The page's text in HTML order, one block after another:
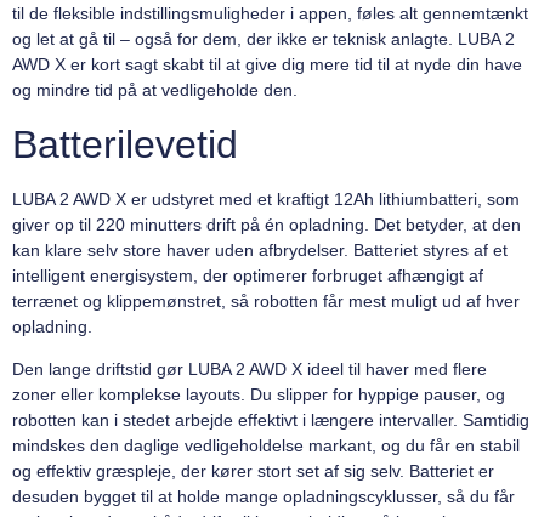
til de fleksible indstillingsmuligheder i appen, føles alt gennemtænkt
og let at gå til – også for dem, der ikke er teknisk anlagte. LUBA 2
AWD X er kort sagt skabt til at give dig mere tid til at nyde din have
og mindre tid på at vedligeholde den.
Batterilevetid
LUBA 2 AWD X er udstyret med et kraftigt 12Ah lithiumbatteri, som
giver op til 220 minutters drift på én opladning. Det betyder, at den
kan klare selv store haver uden afbrydelser. Batteriet styres af et
intelligent energisystem, der optimerer forbruget afhængigt af
terrænet og klippemønstret, så robotten får mest muligt ud af hver
opladning.
Den lange driftstid gør LUBA 2 AWD X ideel til haver med flere
zoner eller komplekse layouts. Du slipper for hyppige pauser, og
robotten kan i stedet arbejde effektivt i længere intervaller. Samtidig
mindskes den daglige vedligeholdelse markant, og du får en stabil
og effektiv græspleje, der kører stort set af sig selv. Batteriet er
desuden bygget til at holde mange opladningscyklusser, så du får